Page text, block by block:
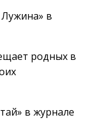
в
родных в
в журнале